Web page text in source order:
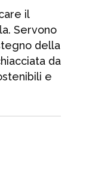
il
Servono
della
da
e